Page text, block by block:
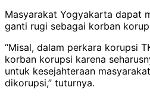
Masyarakat Yogyakarta dapat
ganti rugi sebagai korban
“Misal, dalam perkara korupsi
korban korupsi karena
untuk kesejahteraan
dikorupsi,” tuturnya.